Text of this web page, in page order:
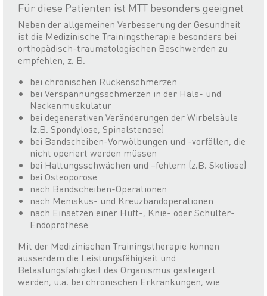
Für diese Patienten ist MTT besonders geeignet
Neben der allgemeinen Verbesserung der Gesundheit
ist die Medizinische Trainingstherapie besonders bei
orthopädisch-traumatologischen Beschwerden zu
empfehlen, z. B.
bei chronischen Rückenschmerzen
bei Verspannungsschmerzen in der Hals- und
Nackenmuskulatur
bei degenerativen Veränderungen der Wirbelsäule
(z.B. Spondylose, Spinalstenose)
bei Bandscheiben-Vorwölbungen und -vorfällen, die
nicht operiert werden müssen
bei Haltungsschwächen und –fehlern (z.B. Skoliose)
bei Osteoporose
nach Bandscheiben-Operationen
nach Meniskus- und Kreuzbandoperationen
nach Einsetzen einer Hüft-, Knie- oder Schulter-
Endoprothese
Mit der Medizinischen Trainingstherapie können
ausserdem die Leistungsfähigkeit und
Belastungsfähigkeit des Organismus gesteigert
werden, u.a. bei chronischen Erkrankungen, wie